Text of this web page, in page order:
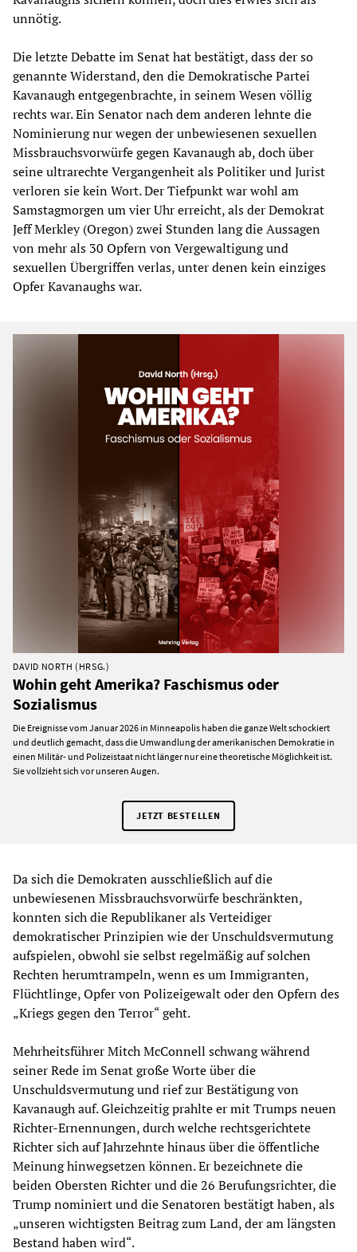
unnötig.
Die letzte Debatte im Senat hat bestätigt, dass der so
genannte Widerstand, den die Demokratische Partei
Kavanaugh entgegenbrachte, in seinem Wesen völlig
rechts war. Ein Senator nach dem anderen lehnte die
Nominierung nur wegen der unbewiesenen sexuellen
Missbrauchsvorwürfe gegen Kavanaugh ab, doch über
seine ultrarechte Vergangenheit als Politiker und Jurist
verloren sie kein Wort. Der Tiefpunkt war wohl am
Samstagmorgen um vier Uhr erreicht, als der Demokrat
Jeff Merkley (Oregon) zwei Stunden lang die Aussagen
von mehr als 30 Opfern von Vergewaltigung und
sexuellen Übergriffen verlas, unter denen kein einziges
Opfer Kavanaughs war.
DAVID NORTH (HRSG.)
Wohin geht Amerika? Faschismus oder
Sozialismus
Die Ereignisse vom Januar 2026 in Minneapolis haben die ganze Welt schockiert
und deutlich gemacht, dass die Umwandlung der amerikanischen Demokratie in
einen Militär- und Polizeistaat nicht länger nur eine theoretische Möglichkeit ist.
Sie vollzieht sich vor unseren Augen.
JETZT BESTELLEN
Da sich die Demokraten ausschließlich auf die
unbewiesenen Missbrauchsvorwürfe beschränkten,
konnten sich die Republikaner als Verteidiger
demokratischer Prinzipien wie der Unschuldsvermutung
aufspielen, obwohl sie selbst regelmäßig auf solchen
Rechten herumtrampeln, wenn es um Immigranten,
Flüchtlinge, Opfer von Polizeigewalt oder den Opfern des
„Kriegs gegen den Terror“ geht.
Mehrheitsführer Mitch McConnell schwang während
seiner Rede im Senat große Worte über die
Unschuldsvermutung und rief zur Bestätigung von
Kavanaugh auf. Gleichzeitig prahlte er mit Trumps neuen
Richter-Ernennungen, durch welche rechtsgerichtete
Richter sich auf Jahrzehnte hinaus über die öffentliche
Meinung hinwegsetzen können. Er bezeichnete die
beiden Obersten Richter und die 26 Berufungsrichter, die
Trump nominiert und die Senatoren bestätigt haben, als
„unseren wichtigsten Beitrag zum Land, der am längsten
Bestand haben wird“.